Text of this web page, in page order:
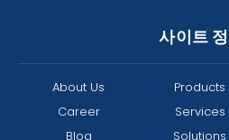
사이트
About Us
Career
Blog
Products
Services
Solutions